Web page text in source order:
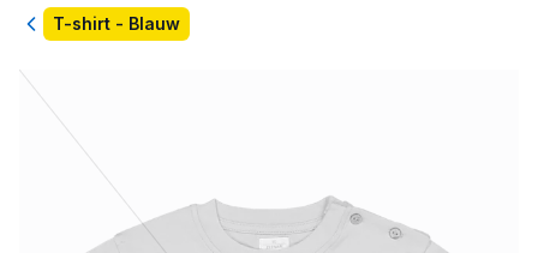
TerugT-shirt - Blauw